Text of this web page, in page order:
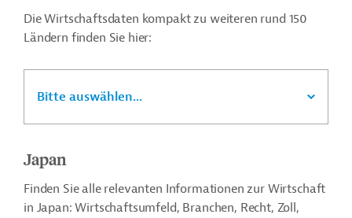
Die Wirtschaftsdaten kompakt zu weiteren rund 150
Ländern finden Sie hier:
Bitte auswählen...
Japan
Finden Sie alle relevanten Informationen zur Wirtschaft
in Japan: Wirtschaftsumfeld, Branchen, Recht, Zoll,